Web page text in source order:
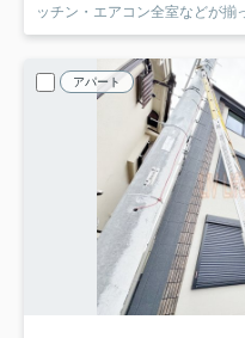
ッチン・エアコン全室などが揃
アパート